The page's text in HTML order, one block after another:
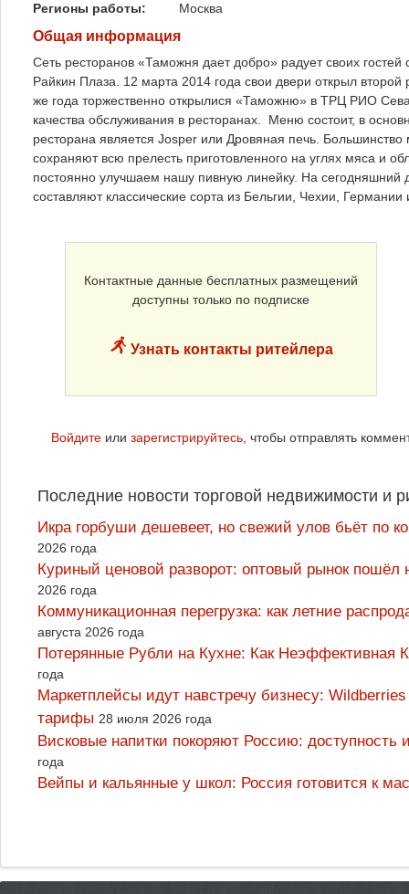
Регионы работы:
Москва
Общая информация
Сеть ресторанов «Таможня дает добро» радует своих
Райкин Плаза. 12 марта 2014 года свои двери открыл
же года торжественно открылися «Таможню» в ТРЦ РИО
качества обслуживания в ресторанах. Меню состоит, в
ресторана является Josper или Дровяная печь.
сохраняют всю прелесть приготовленного на углях мяса и
постоянно улучшаем нашу пивную линейку. На сегодняшний
составляют классические сорта из Бельгии, Чехии,
Контактные данные бесплатных размещений
доступны только по подписке
Узнать контакты ритейлера
Войдите или зарегистрируйтесь, чтобы отправлять
Последние новости торговой недвижимости и
Икра горбуши дешевеет, но свежий улов бьёт по
2026 года
Куриный ценовой разворот: оптовый рынок
2026 года
Коммуникационная перегрузка: как летние
августа 2026 года
Потерянные Рубли на Кухне: Как
года
Маркетплейсы идут навстречу бизнесу:
тарифы 28 июля 2026 года
Висковые напитки покоряют Россию:
года
Вейпы и кальянные у школ: Россия готовится к